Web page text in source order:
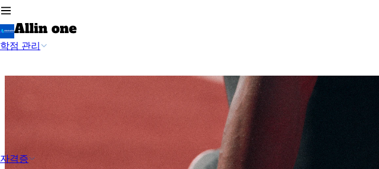
학점 관리
자격증